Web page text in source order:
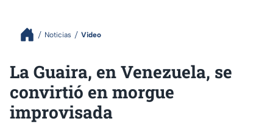
Noticias Video
La Guaira, en Venezuela, se
convirtió en morgue
improvisada